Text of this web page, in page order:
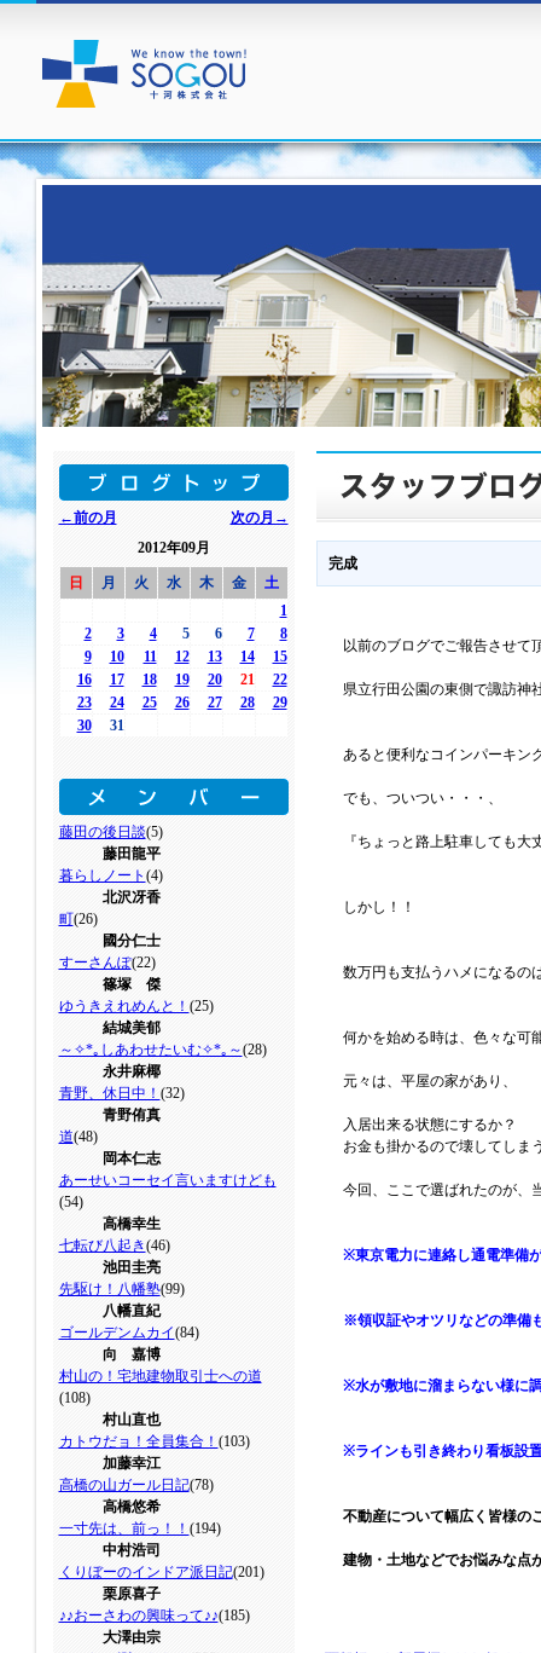
←前の月
次の月→
2012年09月
日 月 火 水 木 金
土
1
2
3 4 5 6 7
8
9
10 11 12 13 14
15
16
17 18 19 20 21
22
23
24 25 26 27 28
29
30
31
藤田の後日談(5)
藤田龍平
暮らしノート (4)
北沢冴香
町(26)
國分仁士
すーさんぽ(22)
篠塚 傑
ゆうきえれめんと！ (25)
結城美郁
～✧*｡しあわせたいむ✧*｡～(28)
永井麻椰
青野、休日中！ (32)
青野侑真
道(48)
岡本仁志
あーせいコーセイ言いますけども
(54)
高橋幸生
七転び八起き(46)
池田圭亮
先駆け！八幡塾(99)
八幡直紀
ゴールデンムカイ(84)
向 嘉博
村山の！宅地建物取引士への道
(108)
村山直也
カトウだョ！全員集合！ (103)
加藤幸江
高橋の山ガール日記(78)
高橋悠希
一寸先は、前っ！！ (194)
中村浩司
くりぼーのインドア派日記(201)
栗原喜子
♪♪おーさわの興味って♪♪(185)
大澤由宗
完成
以前のブログでご報告させて
県立行田公園の東側で諏訪神
あると便利なコインパーキン
でも、ついつい・・・、
『ちょっと路上駐車しても大
しかし！！
数万円も支払うハメになるの
何かを始める時は、色々な可
元々は、平屋の家があり、
入居出来る状態にするか？
お金も掛かるので壊してしま
今回、ここで選ばれたのが、
※東京電力に連絡し通電準備
※領収証やオツリなどの準備
※水が敷地に溜まらない様に
※ラインも引き終わり看板設
不動産について幅広く皆様の
建物・土地などでお悩みな点